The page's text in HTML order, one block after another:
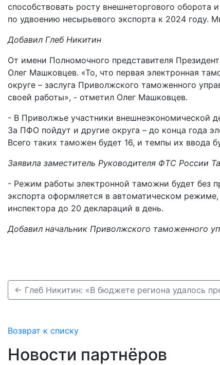
способствовать росту внешнеторгового
по удвоению несырьевого экспорта к 2024 году.
Добавил Глеб Никитин
От имени Полномочного представителя
Олег Машковцев. «То, что первая электронная
округе – заслуга Приволжского таможенного
своей работы», - отметил Олег Машковцев.
- В Приволжье участники внешнеэкономической
За ПФО пойдут и другие округа – до конца года
Всего таких таможен будет 16, и темпы их ввода
Заявила заместитель Руководителя ФТС России
- Режим работы электронной таможни будет без
экспорта оформляется в автоматическом
инспектора до 20 деклараций в день.
Добавил начальник Приволжского таможенного
Возврат к списку
Новости партнёров